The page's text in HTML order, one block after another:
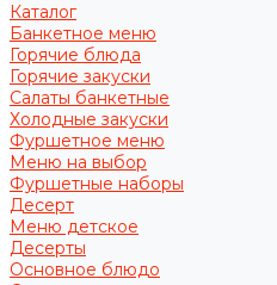
Каталог
Банкетное меню
Горячие блюда
Горячие закуски
Салаты банкетные
Холодные закуски
Фуршетное меню
Меню на выбор
Фуршетные наборы
Десерт
Меню детское
Десерты
Основное блюдо